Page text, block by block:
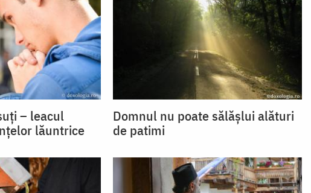
– leacul
lăuntrice
Domnul nu poate sălășlui alături
de patimi